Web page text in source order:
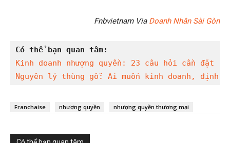
Fnbvietnam ViaDoanh Nhân Sài Gòn
Có thể bạn quan tâm:
Kinh doanh nhượng quyền: 23 câu hỏi cần đặt
Nguyên lý thùng gỗ: Ai muốn kinh doanh, định
Franchaise nhượng quyền nhượng quyền thương mại